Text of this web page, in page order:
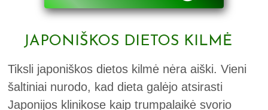
JAPONIŠKOS DIETOS KILMĖ
Tiksli japoniškos dietos kilmė nėra aiški. Vieni
šaltiniai nurodo, kad dieta galėjo atsirasti
Japonijos klinikose kaip trumpalaikė svorio